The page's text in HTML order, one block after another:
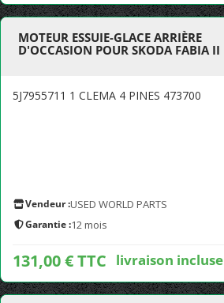
MOTEUR ESSUIE-GLACE ARRIÈRE
D'OCCASION POUR SKODA FABIA II
5J7955711 1 CLEMA 4 PINES 473700
Vendeur :USED WORLD PARTS
Garantie :12 mois
131,00 € TTC livraison incluse